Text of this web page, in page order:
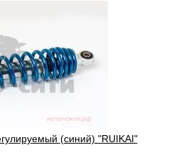
(синий) "RUIKAI"